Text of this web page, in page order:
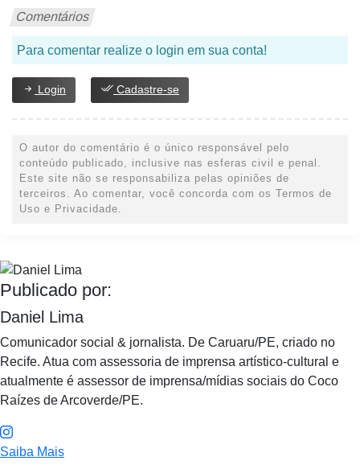
Comentários
Para comentar realize o login em sua conta!
Login Cadastre-se
O autor do comentário é o único responsável pelo
conteúdo publicado, inclusive nas esferas civil e penal.
Este site não se responsabiliza pelas opiniões de
terceiros. Ao comentar, você concorda com os Termos de
Uso e Privacidade.
Publicado por:
Daniel Lima
Comunicador social & jornalista. De Caruaru/PE, criado no
Recife. Atua com assessoria de imprensa artístico-cultural e
atualmente é assessor de imprensa/mídias sociais do Coco
Raízes de Arcoverde/PE.
Saiba Mais